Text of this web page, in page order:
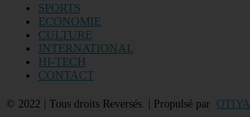
SPORTS
ECONOMIE
CULTURE
INTERNATIONAL
HI-TECH
CONTACT
© 2022 | Tous droits Reversés. | Propulsé par OTIYA